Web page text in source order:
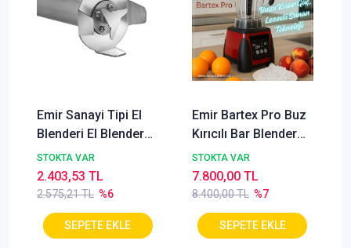
Emir Sanayi Tipi El
Blenderi El Blender
25 Lik Yedek Boru
Parçalama
STOKTA VAR
2.575,21 TL %6
2.403,53 TL
Emir Bartex Pro Buz
Kırıcılı Bar Blender
(3saniyede buz
kırma)
STOKTA VAR
8.400,00 TL %7
7.800,00 TL